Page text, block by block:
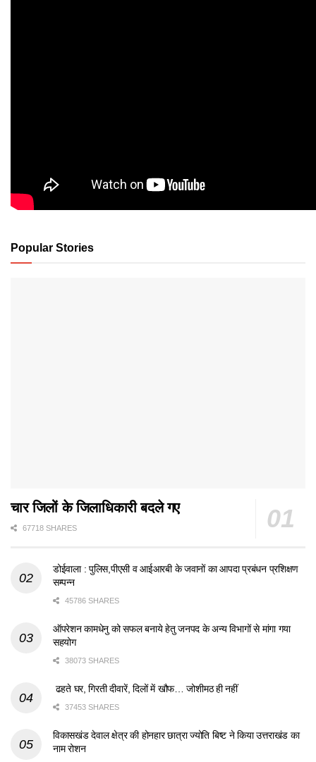
Popular Stories
चार जिलों के जिलाधिकारी बदले गए
67718 SHARES
डोईवाला : पुलिस,पीएसी व आईआरबी के जवानों का आपदा प्रबंधन प्रशिक्षण
सम्पन्न
45786 SHARES
ऑपरेशन कामधेनु को सफल बनाये हेतु जनपद के अन्य विभागों से मांगा गया
सहयोग
38073 SHARES
ढहते घर, गिरती दीवारें, दिलों में खौफ… जोशीमठ ही नहीं
37453 SHARES
विकासखंड देवाल क्षेत्र की होनहार छात्रा ज्योति बिष्ट ने किया उत्तराखंड का
नाम रोशन